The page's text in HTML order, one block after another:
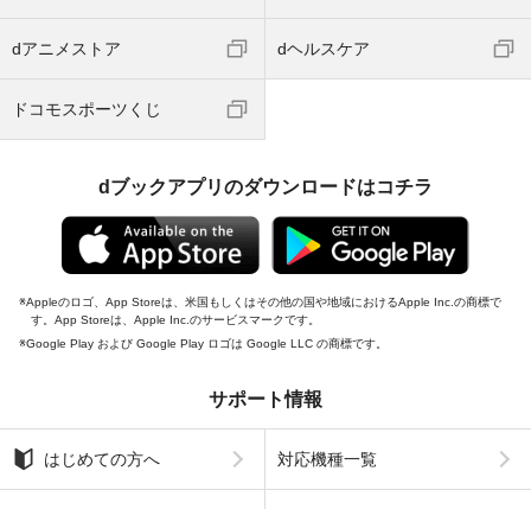
dアニメストア dヘルスケア
ドコモスポーツくじ
dブックアプリのダウンロードはコチラ
Appleのロゴ、App Storeは、米国もしくはその他の国や地域におけるApple Inc.の商標で
す。App Storeは、Apple Inc.のサービスマークです。
Google Play および Google Play ロゴは Google LLC の商標です。
サポート情報
はじめての方へ 対応機種一覧